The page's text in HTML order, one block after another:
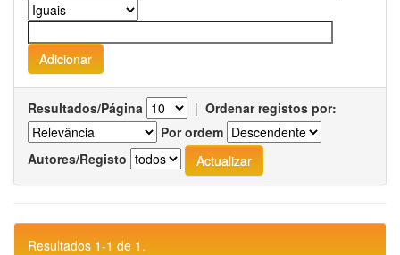
Resultados/Página | Ordenar registos por:
Por ordem
Autores/Registo
Resultados 1-1 de 1.